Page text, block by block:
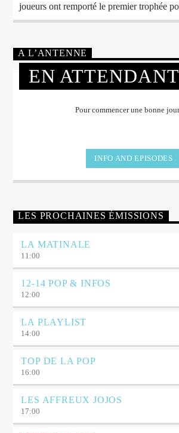
joueurs ont remporté le premier trophée
A L’ANTENNE
EN
Pour commencer une bonne
INFO AND EPISODES
LES PROCHAINES ÉMISSIONS
LA MATINALE
11:00
12-14 POP & INFOS
12:00
LA PLAYLIST
14:00
TOP DE LA POP
16:00
LES AFFREUX JOJOS
17:00